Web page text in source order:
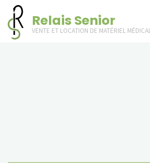
content
Relais Senior
VENTE ET LOCATION DE MATÉRIEL MÉDICAL